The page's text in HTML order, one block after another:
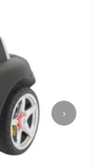
›